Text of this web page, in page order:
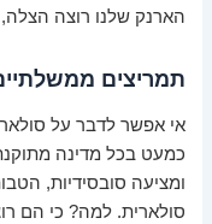
הארנק שלנו רוצה הצלה,
תמריצים
אי אפשר לדבר על
כמעט בכל מדינה
ומציעה סובסידיות,
סולארית. למה? כי הם